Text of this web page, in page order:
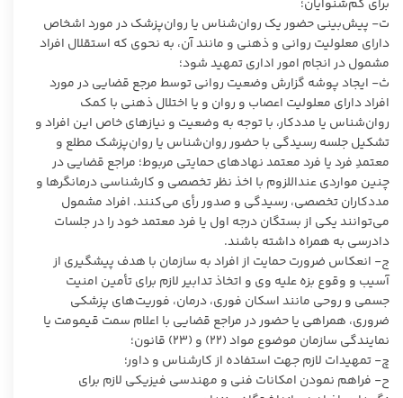
برای کم‌شنوایان؛
ت- پیش‌بینی حضور یک روان‌شناس یا روان‌پزشک در مورد اشخاص
دارای معلولیت روانی و ذهنی و مانند آن، به نحوی که استقلال افراد
مشمول در انجام امور اداری تمهید شود؛
ث- ایجاد پوشه گزارش وضعیت روانی توسط مرجع قضایی در مورد
افراد دارای معلولیت اعصاب و روان و یا اختلال ذهنی با کمک
روان‌شناس یا مددکار، با توجه به وضعیت و نیازهای خاص این افراد و
تشکیل جلسه رسیدگی با حضور روان‌شناس یا روان‌پزشک مطلع و
معتمدِ فرد یا فرد معتمد نهادهای حمایتی مربوط؛ مراجع قضایی در
چنین مواردی عنداللزوم با اخذ نظر تخصصی و کارشناسی درمانگرها و
مددکاران تخصصی، رسیدگی و صدور رأی می‌کنند. افراد مشمول
می‌توانند یکی از بستگان درجه اول یا فرد معتمد خود را در جلسات
دادرسی به همراه داشته باشند.
ج- انعکاس ضرورت حمایت از افراد به سازمان با هدف پیشگیری از
آسیب و وقوع بزه علیه وی و اتخاذ تدابیر لازم برای تأمین امنیت
جسمی و روحی مانند اسکان فوری، درمان، فوریت‌های پزشکی
ضروری، همراهی یا حضور در مراجع قضایی با اعلام سمت قیمومت یا
نمایندگی سازمان موضوع مواد (۲۲) و (۲۳) قانون؛
چ- تمهیدات لازم جهت استفاده از کارشناس و داور؛
ح- فراهم نمودن امکانات فنی و مهندسی فیزیکی لازم برای